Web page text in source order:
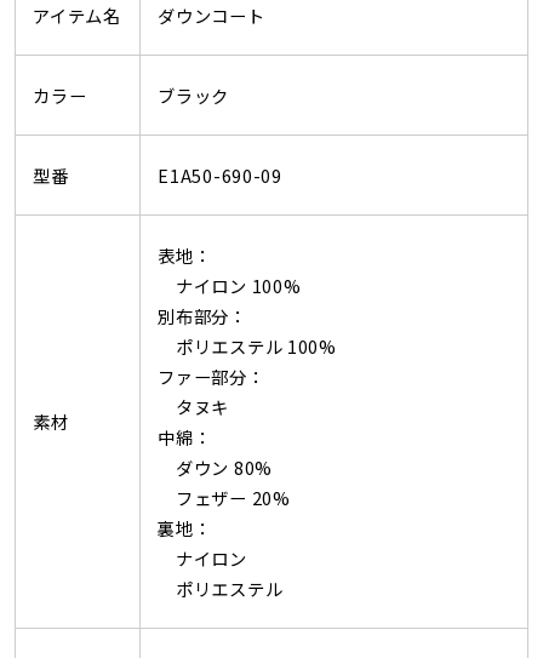
アイテム名 ダウンコート
カラー ブラック
型番 E1A50-690-09
素材
表地：
ナイロン 100%
別布部分：
ポリエステル 100%
ファー部分：
タヌキ
中綿：
ダウン 80%
フェザー 20%
裏地：
ナイロン
ポリエステル